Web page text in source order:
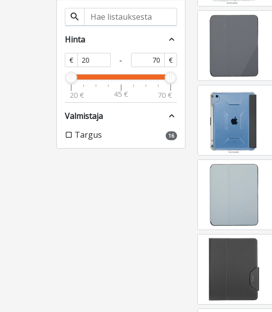
search
Hinta expand_less
€ - €
20 € 45 € 70 €
Valmistaja expand_less
check_box_outline_blank Targus 16